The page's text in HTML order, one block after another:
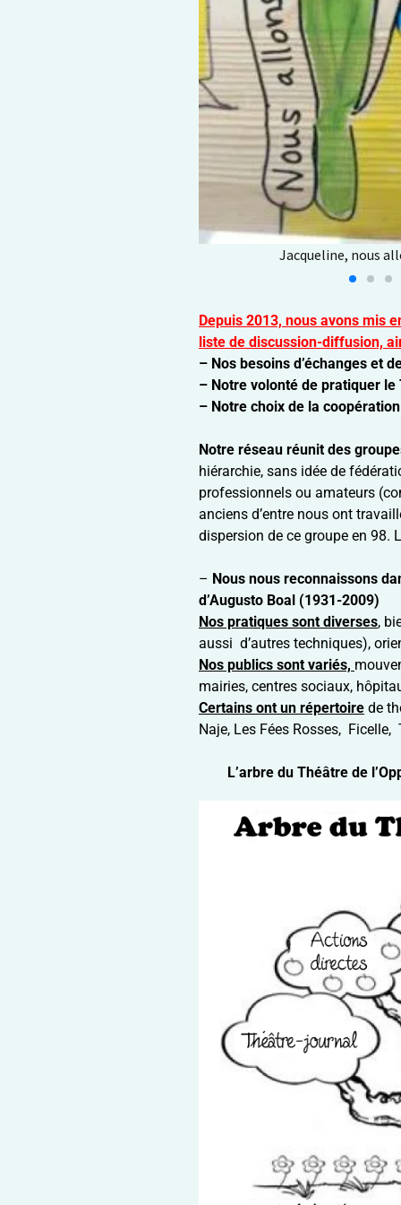
Depuis 2013, nous avons mis
liste de discussion-diffusion,
– Nos besoins d’échanges et
– Notre volonté de pratiquer
– Notre choix de la
Notre réseau réunit des
hiérarchie, sans idée de
professionnels ou amateurs
anciens d’entre nous ont
dispersion de ce groupe en 98.
– Nous nous reconnaissons
d’Augusto Boal (1931-2009)
Nos pratiques sont diverses,
aussi d’autres techniques),
Nos publics sont variés,
mairies, centres sociaux,
Certains ont un répertoire de
Naje, Les Fées Rosses, Ficelle,
L’arbre du Théâtre de